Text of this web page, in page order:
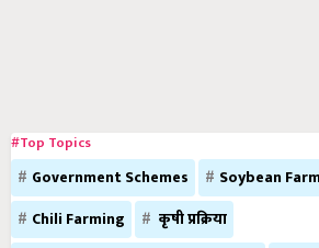
#Top Topics
Government Schemes Soybean
Chili Farming
कृषी प्रक्रिया